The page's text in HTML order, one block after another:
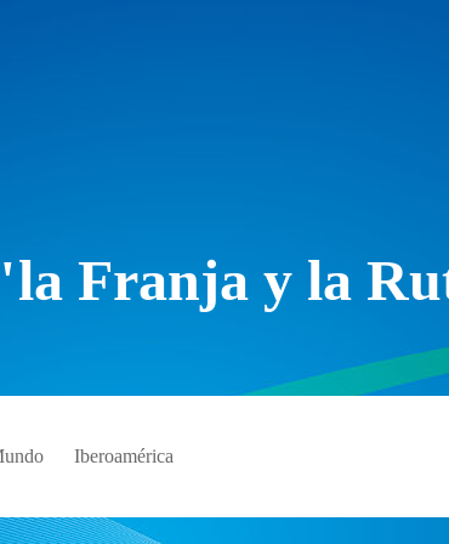
Franja y la
Iberoamérica